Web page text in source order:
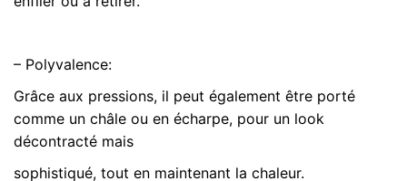
– Polyvalence:
Grâce aux pressions, il peut également être porté
comme un châle ou en écharpe, pour un look
décontracté mais
sophistiqué, tout en maintenant la chaleur.